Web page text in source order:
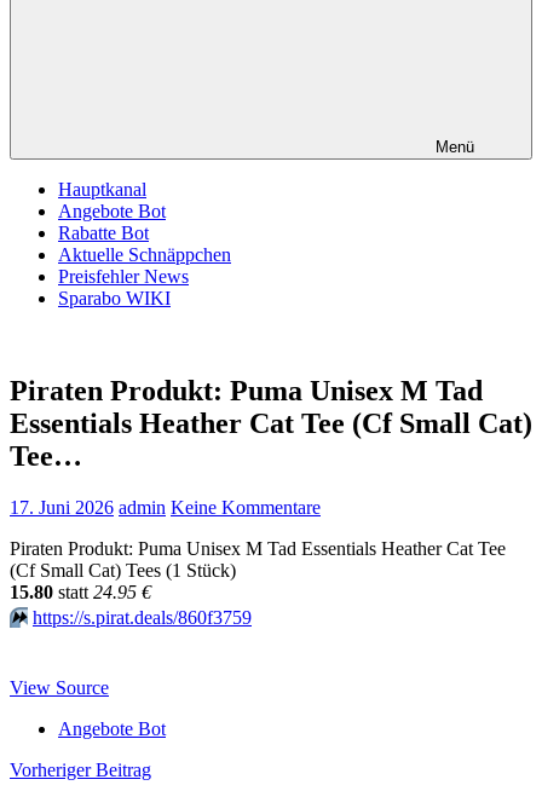
Menü
Hauptkanal
Angebote Bot
Rabatte Bot
Aktuelle Schnäppchen
Preisfehler News
Sparabo WIKI
Piraten Produkt: Puma Unisex M Tad
Essentials Heather Cat Tee (Cf Small Cat)
Tee…
17. Juni 2026 admin Keine Kommentare
Piraten Produkt: Puma Unisex M Tad Essentials Heather Cat Tee
(Cf Small Cat) Tees (1 Stück)
15.80 statt 24.95 €
⏩️ https://s.pirat.deals/860f3759
View Source
Angebote Bot
Beitragsnavigation
Vorheriger Beitrag